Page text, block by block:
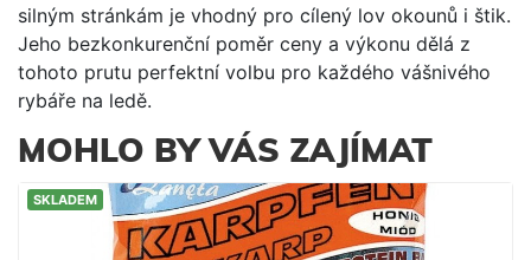
silným stránkám je vhodný pro cílený lov okounů i štik.
Jeho bezkonkurenční poměr ceny a výkonu dělá z
tohoto prutu perfektní volbu pro každého vášnivého
rybáře na ledě.
MOHLO BY VÁS ZAJÍMAT
SKLADEM